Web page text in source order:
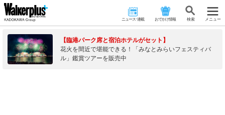
ニュース･連載 おでかけ情報 検 索 メニュー
【臨港パーク席と宿泊ホテルがセット】
花火を間近で堪能できる！「みなとみらいフェスティバ
ル」鑑賞ツアーを販売中